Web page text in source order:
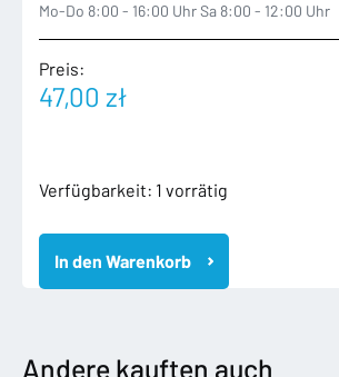
Mo-Do 8:00 - 16:00 Uhr Sa 8:00 - 12:00 Uhr
Preis:
47,00 zł
Verfügbarkeit: 1 vorrätig
8Y0035282
A3
8Y
2020-
USŁUG
In den Warenkorb
Andere kauften auch